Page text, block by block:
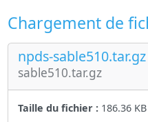
Chargement de
npds-sable510.tar.gz
sable510.tar.gz
Taille du fichier : 186.36 KB